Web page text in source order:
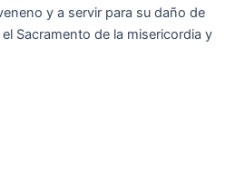
y a servir para su daño de
Sacramento de la misericordia y